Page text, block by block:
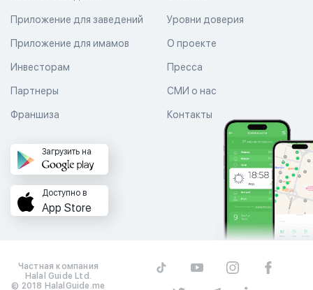
Уровни доверия
Приложение для заведений
Приложение для имамов О проекте
Пресса
СМИ о нас
Контакты
Инвесторам
Партнеры
Франшиза
Загрузить на
Доступно в
App Store
Частная компания
Halal Guide Ltd.
© 2018 HalalGuide.me